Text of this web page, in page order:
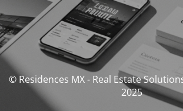
© Residences MX - Real Estate
2025